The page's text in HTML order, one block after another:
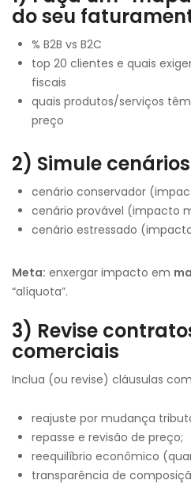
do seu
% B2B vs B2C
top 20 clientes e quais
fiscais
quais produtos/serviços
preço
2) Simule
cenário conservador
cenário provável (impacto
cenário estressado
Meta: enxergar impacto em
“alíquota”.
3) Revise
comerciais
Inclua (ou revise) cláusulas
reajuste por mudança
repasse e revisão de preço;
reequilíbrio econômico
transparência de